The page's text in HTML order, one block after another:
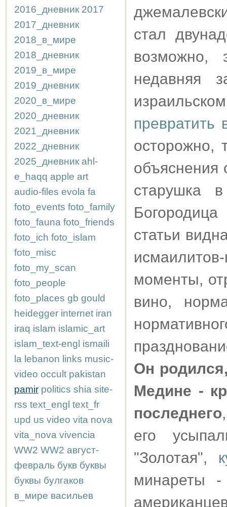
2016_дневник 2017
2017_дневник
2018_в_мире
2018_дневник
2019_в_мире
2019_дневник
2020_в_мире
2020_дневник
2021_дневник
2022_дневник
2025_дневник ahl-
e_haqq apple art
audio-files evola fa
foto_events foto_family
foto_fauna foto_friends
foto_ich foto_islam
foto_misc
foto_my_scan
foto_people
foto_places gb gould
heidegger internet iran
iraq islam islamic_art
islam_text-engl ismaili
la lebanon links music-
video occult pakistan
pamir politics shia site-
rss text_engl text_fr
upd us video vita nova
vita_nova vivencia
WW2 WW2 август-
февраль букв буквы
буквы булгаков
в_мире васильев
стал
возможно,
недавняя
превратить
осторожно,
объяснения
старушка
статьи
моменты,
вино,
Он
Медине -
последнего
его
"Золотая",
минареты